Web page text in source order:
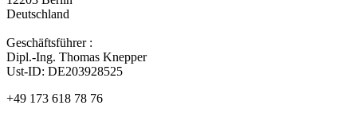
Deutschland
Geschäftsführer :
Dipl.-Ing. Thomas Knepper
Ust-ID: DE203928525
+49 173 618 78 76